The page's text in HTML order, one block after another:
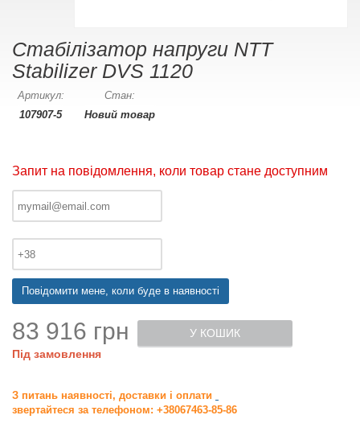
Cтабілізатор напруги NTT
Stabilizer DVS 1120
Артикул:
107907-5
Стан:
Новий товар
Запит на повідомлення, коли товар стане доступним
Повідомити мене, коли буде в наявності
83 916 грн
Під замовлення
У КОШИК
З питань наявності, доставки і оплати
звертайтеся за телефоном: +38067463-85-86